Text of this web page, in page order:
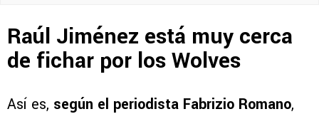
Raúl Jiménez está muy cerca
de fichar por los Wolves
Así es, según el periodista Fabrizio Romano,